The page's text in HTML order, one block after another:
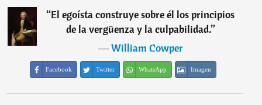
“El egoísta construye sobre él los principios
de la vergüenza y la culpabilidad.”
―William Cowper
Facebook Twitter WhatsApp Imagen